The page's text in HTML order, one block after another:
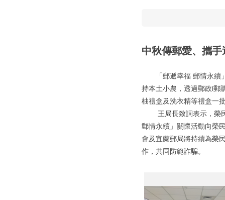
中秋傳郵愛、攜
「郵遞幸福 郵情永續」
持本土小農，透過郵政i郵
柚禮盒及洗衣精等禮盒一
王局長致詞表示，榮民
郵情永續」關懷活動向榮
會及宜蘭郵局將持續為榮
作，共同防範詐騙。